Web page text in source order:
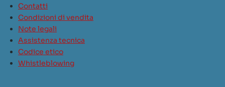
Contatti
Condizioni di vendita
Note legali
Assistenza tecnica
Codice etico
Whistleblowing